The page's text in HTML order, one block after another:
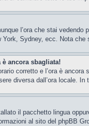
l’ora che stai
Sydney, ecc. Nota
ancora sbagliata!
corretto e l’ora è
diversa dall’ora locale.
il pacchetto lingua
al sito del phpBB